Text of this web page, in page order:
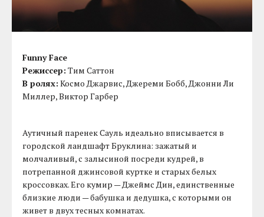
Funny Face
Режиссер: Тим Саттон
В ролях: Космо Джарвис, Джереми Бобб, Джонни Ли
Миллер, Виктор Гарбер
Аутичный паренек Сауль идеально вписывается в
городской ландшафт Бруклина: зажатый и
молчаливый, с залысиной посреди кудрей, в
потрепанной джинсовой куртке и старых белых
кроссовках. Его кумир — Джеймс Дин, единственные
близкие люди — бабушка и дедушка, с которыми он
живет в двух тесных комнатах.